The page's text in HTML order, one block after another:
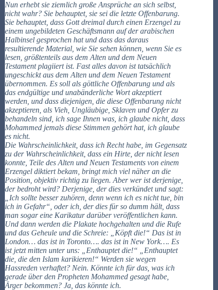
Nun erhebt sie ziemlich große Ansprüche an sich selbst,
nicht wahr? Sie behauptet, sie sei die letzte Offenbarung.
Sie behauptet, dass Gott dreimal durch einen Erzengel zu
einem ungebildeten Geschäftsmann auf der arabischen
Halbinsel gesprochen hat und dass das daraus
resultierende Material, wie Sie sehen können, wenn Sie es
lesen, größtenteils aus dem Alten und dem Neuen
Testament plagiiert ist. Fast alles davon ist tatsächlich
ungeschickt aus dem Alten und dem Neuen Testament
übernommen. Es soll als göttliche Offenbarung und als
das endgültige und unabänderliche Wort akzeptiert
werden, und dass diejenigen, die diese Offenbarung nicht
akzeptieren, als Vieh, Ungläubige, Sklaven und Opfer zu
behandeln sind, ich sage Ihnen was, ich glaube nicht, dass
Mohammed jemals diese Stimmen gehört hat, ich glaube
es nicht.
Die Wahrscheinlichkeit, dass ich Recht habe, im Gegensatz
zu der Wahrscheinlichkeit, dass ein Hirte, der nicht lesen
konnte, Teile des Alten und Neuen Testaments von einem
Erzengel diktiert bekam, bringt mich viel näher an die
Position, objektiv richtig zu liegen. Aber wer ist derjenige,
der bedroht wird? Derjenige, der dies verkündet und sagt:
„Ich sollte besser zuhören, denn wenn ich es nicht tue, bin
ich in Gefahr“, oder ich, der dies für so dumm hält, dass
man sogar eine Karikatur darüber veröffentlichen kann.
Und dann werden die Plakate hochgehalten und die Rufe
und das Geheule und die Schreie: „Köpft die!“ Das ist in
London… das ist in Toronto…. das ist in New York…. Es
ist jetzt mitten unter uns: „Enthauptet die!“ „Enthauptet
die, die den Islam karikieren!“ Werden sie wegen
Hassreden verhaftet? Nein. Könnte ich für das, was ich
gerade über den Propheten Mohammed gesagt habe,
Ärger bekommen? Ja, das könnte ich.